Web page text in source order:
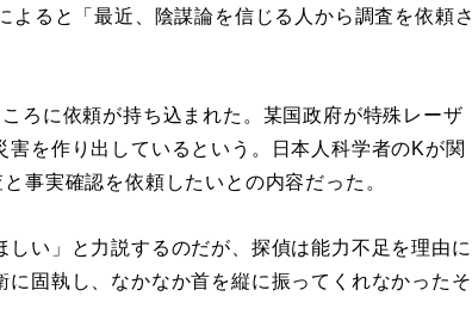
よると「最近、陰謀論を信じる人から調査を依頼さ
ろに依頼が持ち込まれた。某国政府が特殊レーザ
を作り出しているという。日本人科学者のKが関
事実確認を依頼したいとの内容だった。
い」と力説するのだが、探偵は能力不足を理由に
固執し、なかなか首を縦に振ってくれなかったそ